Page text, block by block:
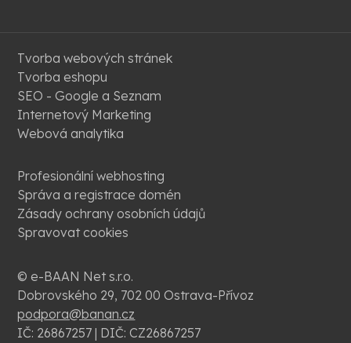
Tvorba webových stránek
Tvorba eshopu
SEO - Google a Seznam
Internetový Marketing
Webová analytika
Profesionální webhosting
Správa a registrace domén
Zásady ochrany osobních údajů
Spravovat cookies
© e-BAAN Net s.r.o.
Dobrovského 29, 702 00 Ostrava-Přívoz
podpora@banan.cz
IČ: 26867257 | DIČ: CZ26867257